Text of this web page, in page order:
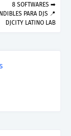
8 SOFTWARES ➡
PARA DJS 📍
DJCITY LATINO LAB